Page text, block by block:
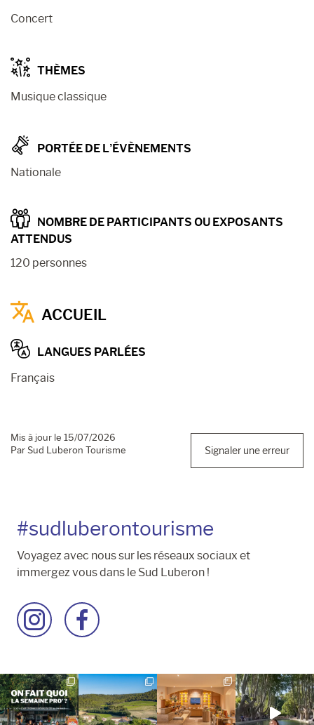
Concert
THÈMES
Musique classique
PORTÉE DE L’ÉVÈNEMENTS
Nationale
NOMBRE DE PARTICIPANTS OU EXPOSANTS
ATTENDUS
120 personnes
ACCUEIL
LANGUES PARLÉES
Français
Mis à jour le 15/07/2026
Par Sud Luberon Tourisme
Signaler une erreur
#sudluberontourisme
Voyagez avec nous sur les réseaux sociaux et
immergez vous dans le Sud Luberon !
Accéder
à
Instagram
Accéder
à
Facebook